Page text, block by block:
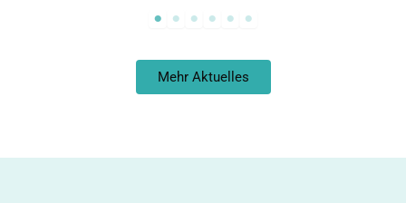
Mehr Aktuelles